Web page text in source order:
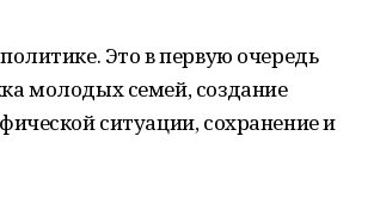
Это в первую очередь
молодых семей, создание
ситуации, сохранение и